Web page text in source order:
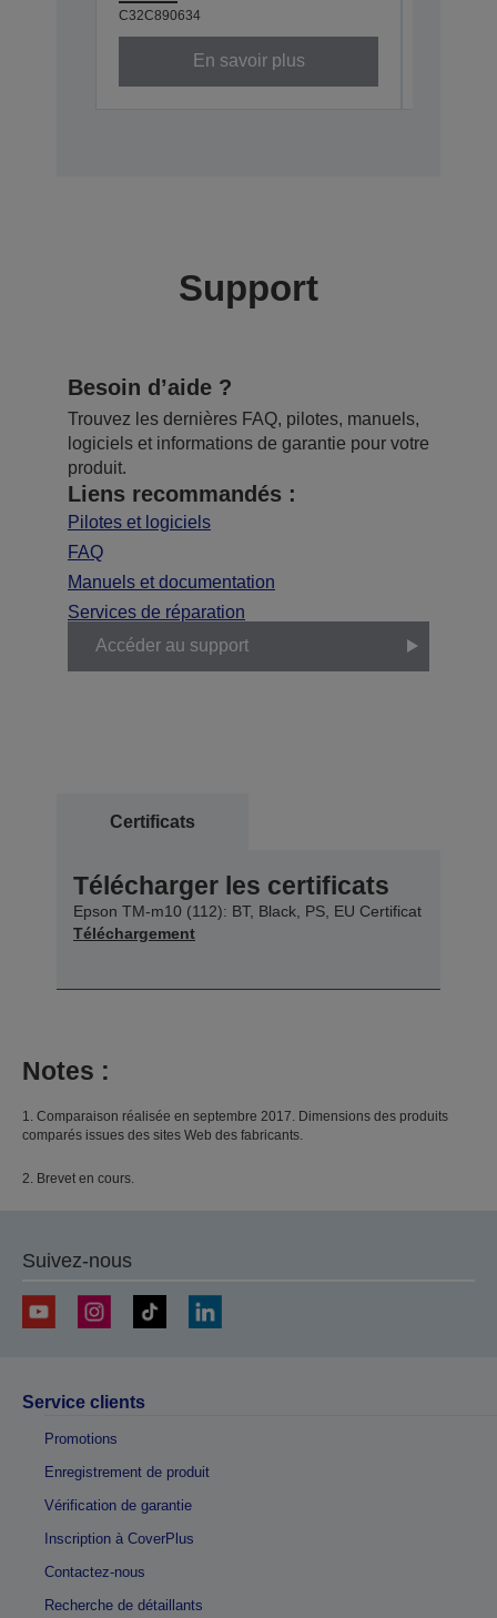
C32C890634
En savoir plus
Support
Besoin d’aide ?
Trouvez les dernières FAQ, pilotes, manuels,
logiciels et informations de garantie pour votre
produit.
Liens recommandés :
Pilotes et logiciels
FAQ
Manuels et documentation
Services de réparation
Accéder au support
Certificats
Télécharger les certificats
Epson TM-m10 (112): BT, Black, PS, EU Certificat
Téléchargement
Notes :
1. Comparaison réalisée en septembre 2017. Dimensions des produits
comparés issues des sites Web des fabricants.
2. Brevet en cours.
Suivez-nous
Service clients
Promotions
Enregistrement de produit
Vérification de garantie
Inscription à CoverPlus
Contactez-nous
Recherche de détaillants